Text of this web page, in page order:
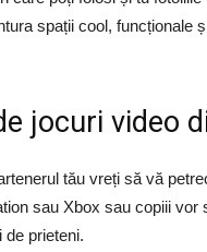
spații cool, funcționale
jocuri video
tău vreți să vă
sau Xbox sau copiii vor
de prieteni.